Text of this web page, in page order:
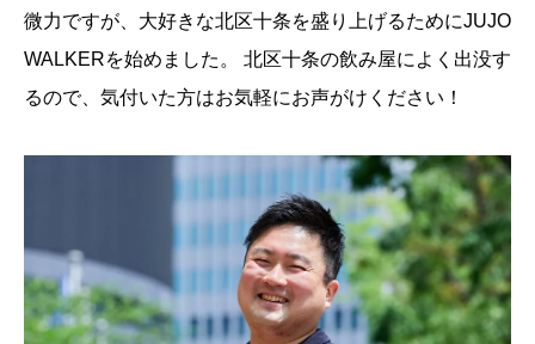
微力ですが、大好きな北区十条を盛り上げるためにJUJO
WALKERを始めました。
北区十条の飲み屋によく出没す
るので、気付いた方はお気軽にお声がけください！